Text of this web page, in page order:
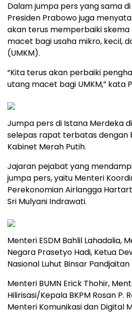
Dalam jumpa pers yang sama
Presiden Prabowo juga
akan terus memperbaiki
macet bagi usaha mikro, kecil,
(UMKM).
“Kita terus akan perbaiki
utang macet bagi UMKM,” kata
Jumpa pers di Istana Merdeka
selepas rapat terbatas
Kabinet Merah Putih.
Jajaran pejabat yang
jumpa pers, yaitu Menteri
Perekonomian Airlangga
Sri Mulyani Indrawati.
Menteri ESDM Bahlil Lahadalia,
Negara Prasetyo Hadi, Ketua
Nasional Luhut Binsar Pandjaitan
Menteri BUMN Erick Thohir,
Hilirisasi/Kepala BKPM Rosan P.
Menteri Komunikasi dan Digital